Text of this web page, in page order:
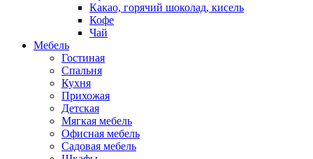
Какао, горячий шоколад, кисель
Кофе
Чай
Мебель
Гостиная
Спальня
Кухня
Прихожая
Детская
Мягкая мебель
Офисная мебель
Садовая мебель